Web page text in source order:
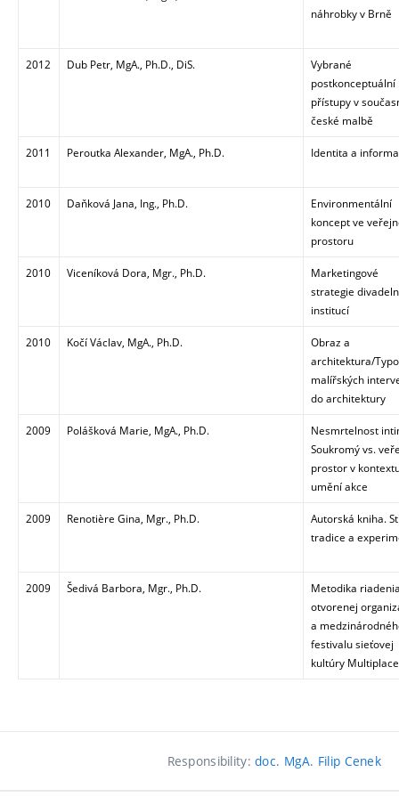
náhrobky v Brně
2012 Dub Petr, MgA., Ph.D., DiS.
Vybrané
postkonceptuální
přístupy v
české malbě
2011 Peroutka Alexander, MgA., Ph.D. Identita a
2010 Daňková Jana, Ing., Ph.D.
Environmentální
koncept ve
prostoru
2010 Viceníková Dora, Mgr., Ph.D.
Marketingové
strategie
institucí
2010 Kočí Václav, MgA., Ph.D.
Obraz a
architektura/
malířských
do architektury
2009 Polášková Marie, MgA., Ph.D.
Nesmrtelnost
Soukromý vs.
prostor v
umění akce
2009 Renotière Gina, Mgr., Ph.D.
Autorská kniha.
tradice a
2009 Šedivá Barbora, Mgr., Ph.D.
Metodika
otvorenej
a
festivalu sieťovej
kultúry Multiplace
Responsibility:doc. MgA. Filip Cenek